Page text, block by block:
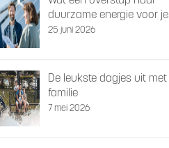
duurzame energie voor je
woning kan betekenen
25 juni 2026
De leukste dagjes uit met
familie
7 mei 2026